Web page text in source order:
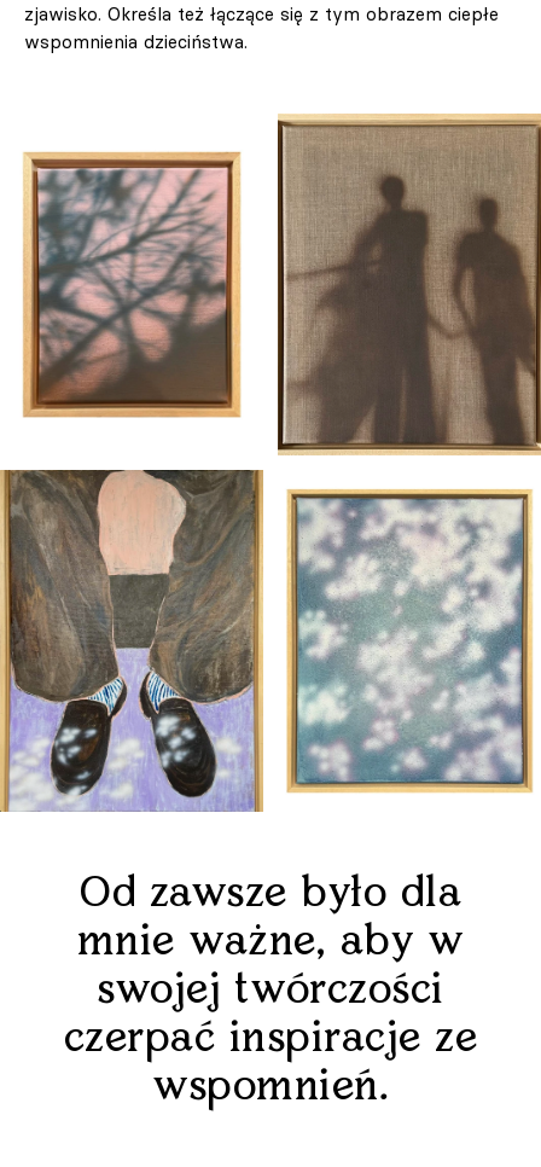
zjawisko. Określa też łączące się z tym obrazem ciepłe
wspomnienia dzieciństwa.
Od zawsze było dla
mnie ważne, aby w
swojej twórczości
czerpać inspiracje ze
wspomnień.